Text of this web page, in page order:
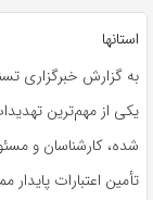
استانها
به گزارش خبرگزاری
یکی از مهم‌ترین
شده، کارشناسان و
تأمین اعتبارات